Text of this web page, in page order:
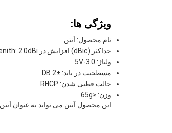
ویژگی ها:
نام محصول: آنتن
حداکثر (dBic) افزایش در Zenith: 2.0dBi
ولتاژ: 3.0-5V
مسطحیت در باند: ±2 DB
حالت قطبی شدن: RHCP
وزن: ≤65g
این محصول آنتن می تواند به عنوان آنتن GPS، آنتن 4G Patch و آنتن 4G Patch استفاده شود.